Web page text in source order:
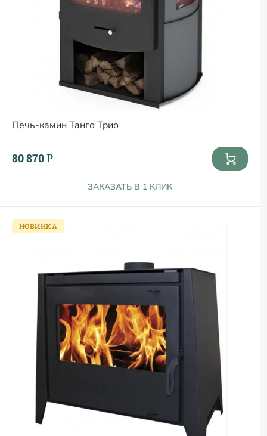
Печь-камин Танго Трио
80 870 ₽
ЗАКАЗАТЬ В 1 КЛИК
НОВИНКА